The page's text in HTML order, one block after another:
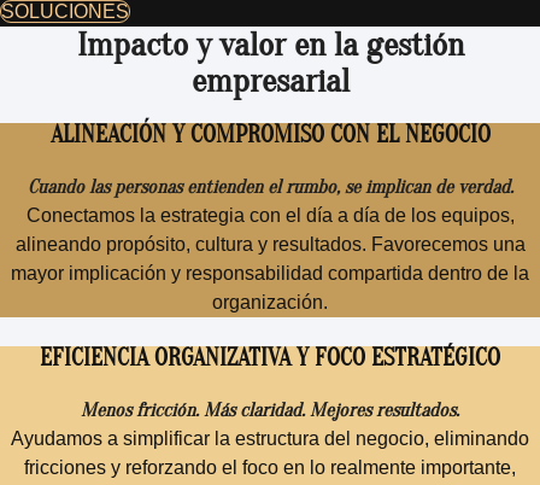
SOLUCIONES
Impacto y valor en la gestión
empresarial
ALINEACIÓN Y COMPROMISO CON EL NEGOCIO
Cuando las personas entienden el rumbo, se implican de verdad.
Conectamos la estrategia con el día a día de los equipos,
alineando propósito, cultura y resultados. Favorecemos una
mayor implicación y responsabilidad compartida dentro de la
organización.
EFICIENCIA ORGANIZATIVA Y FOCO ESTRATÉGICO
Menos fricción. Más claridad. Mejores resultados.
Ayudamos a simplificar la estructura del negocio, eliminando
fricciones y reforzando el foco en lo realmente importante,